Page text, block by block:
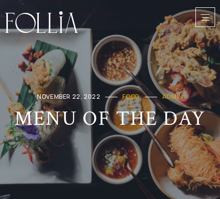
NOVEMBER 22, 2022 FOOD ADMIN
MENU OF THE DAY